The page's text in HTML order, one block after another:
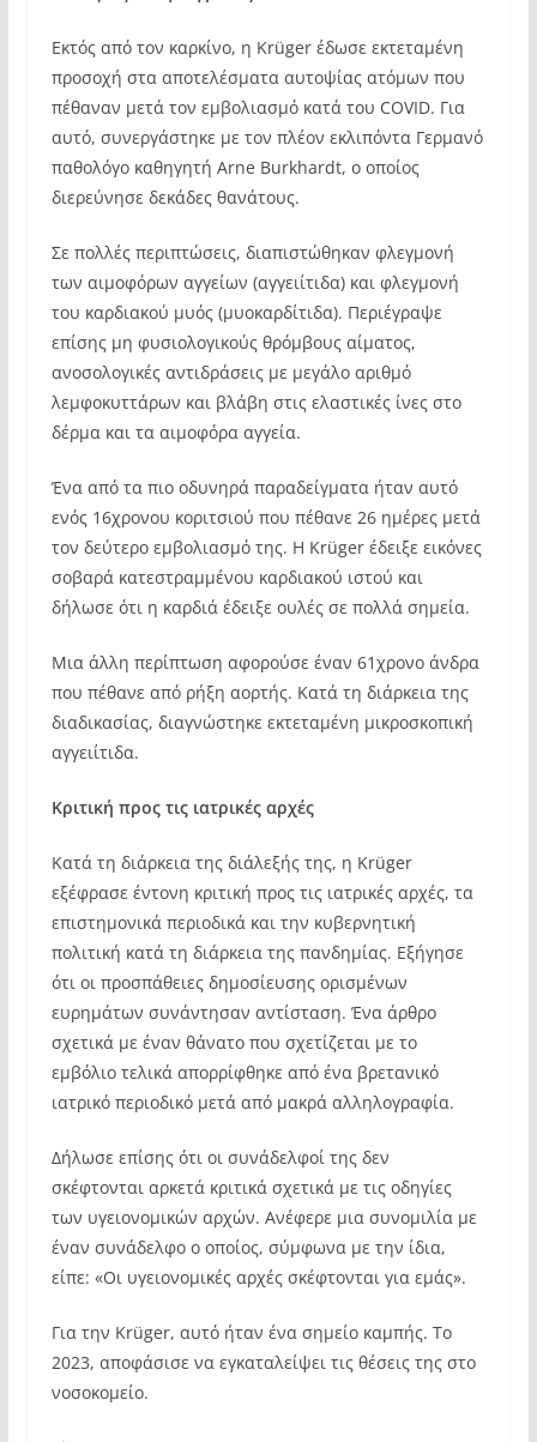
Εκτός από τον καρκίνο, η Krüger έδωσε εκτεταμένη
προσοχή στα αποτελέσματα αυτοψίας ατόμων που
πέθαναν μετά τον εμβολιασμό κατά του COVID. Για
αυτό, συνεργάστηκε με τον πλέον εκλιπόντα Γερμανό
παθολόγο καθηγητή Arne Burkhardt, ο οποίος
διερεύνησε δεκάδες θανάτους.
Σε πολλές περιπτώσεις, διαπιστώθηκαν φλεγμονή
των αιμοφόρων αγγείων (αγγειίτιδα) και φλεγμονή
του καρδιακού μυός (μυοκαρδίτιδα). Περιέγραψε
επίσης μη φυσιολογικούς θρόμβους αίματος,
ανοσολογικές αντιδράσεις με μεγάλο αριθμό
λεμφοκυττάρων και βλάβη στις ελαστικές ίνες στο
δέρμα και τα αιμοφόρα αγγεία.
Ένα από τα πιο οδυνηρά παραδείγματα ήταν αυτό
ενός 16χρονου κοριτσιού που πέθανε 26 ημέρες μετά
τον δεύτερο εμβολιασμό της. Η Krüger έδειξε εικόνες
σοβαρά κατεστραμμένου καρδιακού ιστού και
δήλωσε ότι η καρδιά έδειξε ουλές σε πολλά σημεία.
Μια άλλη περίπτωση αφορούσε έναν 61χρονο άνδρα
που πέθανε από ρήξη αορτής. Κατά τη διάρκεια της
διαδικασίας, διαγνώστηκε εκτεταμένη μικροσκοπική
αγγειίτιδα.
Κριτική προς τις ιατρικές αρχές
Κατά τη διάρκεια της διάλεξής της, η Krüger
εξέφρασε έντονη κριτική προς τις ιατρικές αρχές, τα
επιστημονικά περιοδικά και την κυβερνητική
πολιτική κατά τη διάρκεια της πανδημίας. Εξήγησε
ότι οι προσπάθειες δημοσίευσης ορισμένων
ευρημάτων συνάντησαν αντίσταση. Ένα άρθρο
σχετικά με έναν θάνατο που σχετίζεται με το
εμβόλιο τελικά απορρίφθηκε από ένα βρετανικό
ιατρικό περιοδικό μετά από μακρά αλληλογραφία.
Δήλωσε επίσης ότι οι συνάδελφοί της δεν
σκέφτονται αρκετά κριτικά σχετικά με τις οδηγίες
των υγειονομικών αρχών. Ανέφερε μια συνομιλία με
έναν συνάδελφο ο οποίος, σύμφωνα με την ίδια,
είπε: «Οι υγειονομικές αρχές σκέφτονται για εμάς».
Για την Krüger, αυτό ήταν ένα σημείο καμπής. Το
2023, αποφάσισε να εγκαταλείψει τις θέσεις της στο
νοσοκομείο.